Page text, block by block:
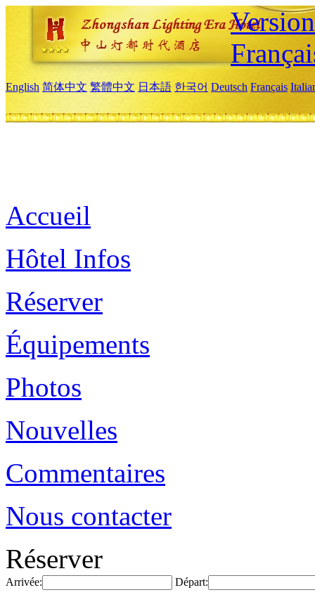
English 简体中文 繁體中文 日本語 한국어 Deutsch Français
Accueil
Hôtel Infos
Réserver
Équipements
Photos
Nouvelles
Commentaires
Nous contacter
Réserver
Arrivée: Départ: